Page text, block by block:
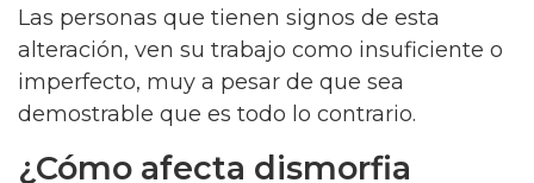
Las personas que tienen signos de esta
alteración, ven su trabajo como insuficiente o
imperfecto, muy a pesar de que sea
demostrable que es todo lo contrario.
¿Cómo afecta dismorfia